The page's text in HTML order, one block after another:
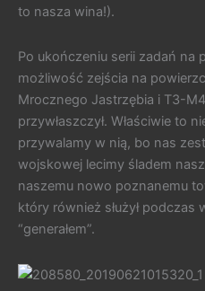
to nasza wina!).
Po ukończeniu serii zadań na
możliwość zejścia na
Mrocznego Jastrzębia i T3-
przywłaszczył. Właściwie to
przywalamy w nią, bo nas
wojskowej lecimy śladem
naszemu nowo poznanemu
który również służył podczas
“generałem”.